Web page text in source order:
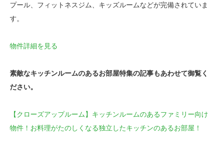
プール、フィットネスジム、キッズルームなどが完備されていま
す。
物件詳細を見る
素敵なキッチンルームのあるお部屋特集の記事もあわせて御覧く
ださい。
【クローズアップルーム】キッチンルームのあるファミリー向け
物件！お料理がたのしくなる独立したキッチンのあるお部屋！